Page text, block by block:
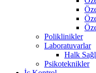
Poliklinikler
Laboratuvarlar
Halk
Psikoteknikler